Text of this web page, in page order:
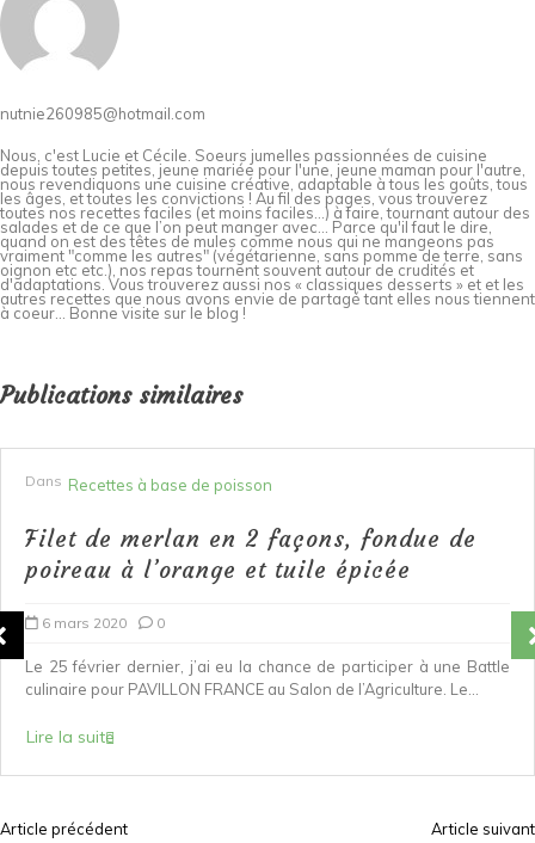
nutnie260985@hotmail.com
Nous, c'est Lucie et Cécile. Soeurs jumelles passionnées de cuisine
depuis toutes petites, jeune mariée pour l'une, jeune maman pour l'autre,
nous revendiquons une cuisine créative, adaptable à tous les goûts, tous
les âges, et toutes les convictions ! Au fil des pages, vous trouverez
toutes nos recettes faciles (et moins faciles…) à faire, tournant autour des
salades et de ce que l’on peut manger avec… Parce qu'il faut le dire,
quand on est des têtes de mules comme nous qui ne mangeons pas
vraiment "comme les autres" (végétarienne, sans pomme de terre, sans
oignon etc etc.), nos repas tournent souvent autour de crudités et
d'adaptations. Vous trouverez aussi nos « classiques desserts » et et les
autres recettes que nous avons envie de partagé tant elles nous tiennent
à coeur... Bonne visite sur le blog !
Publications similaires
Dans Recettes à base de poisson
Filet de merlan en 2 façons, fondue de
poireau à l’orange et tuile épicée
6 mars 2020 0
Le 25 février dernier, j’ai eu la chance de participer à une Battle
culinaire pour PAVILLON FRANCE au Salon de l’Agriculture. Le...
Lire la suite
Article précédent Article suivant